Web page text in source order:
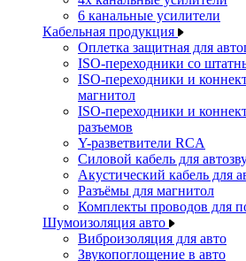
6 канальные усилители
Кабельная продукция
Оплетка защитная для
ISO-переходники со
ISO-переходники и
магнитол
ISO-переходники и
разъемов
Y-разветвители RCA
Силовой кабель для
Акустический кабель для
Разъёмы для магнитол
Комплекты проводов для
Шумоизоляция авто
Виброизоляция для авто
Звукопоглощение в авто